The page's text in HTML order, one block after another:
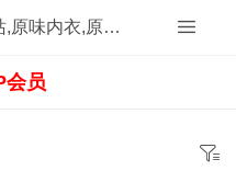
原味阁网站-恋物网站,原味内衣,原味内裤,原味丝袜,原味内内,原味MM,原味原创的原味论坛
会员